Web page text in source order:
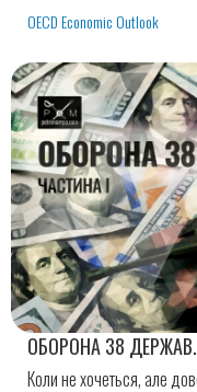
OECD Economic Outlook
ОБОРОНА 38
Коли не хочеться, але